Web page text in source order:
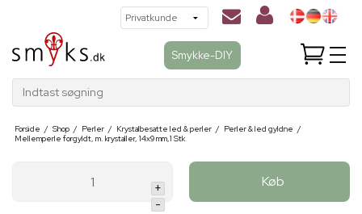
Smykke-DIY
Indtast søgning
Forside / Shop / Perler / Krystalbesatte led & perler / Perler & led gyldne /
Mellemperle forgyldt, m. krystaller, 14x9 mm,1 Stk
+
-
Køb